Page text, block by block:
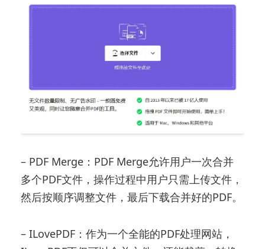
– PDF Merge：PDF Merge允许用户一次合并
多个PDF文件，操作过程中用户只需上传文件，
然后按顺序调整文件，最后下载合并好的PDF。
– ILovePDF：作为一个全能的PDF处理网站，